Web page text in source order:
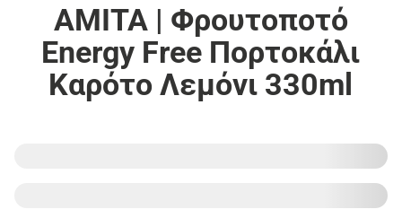
AMITA | Φρουτοποτό
Energy Free Πορτοκάλι
Καρότο Λεμόνι 330ml